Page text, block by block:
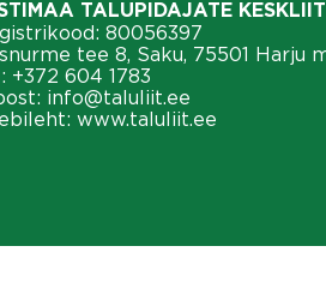
TALUPIDAJATE KESKLIIT
80056397
tee 8, Saku, 75501 Harju
+372 604 1783
info@taluliit.ee
www.taluliit.ee